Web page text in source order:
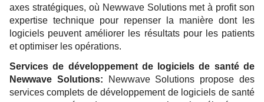
axes stratégiques, où Newwave Solutions met à profit son
expertise technique pour repenser la manière dont les
logiciels peuvent améliorer les résultats pour les patients
et optimiser les opérations.
Services de développement de logiciels de santé de
Newwave Solutions:
Newwave Solutions propose des
services complets de développement de logiciels de santé